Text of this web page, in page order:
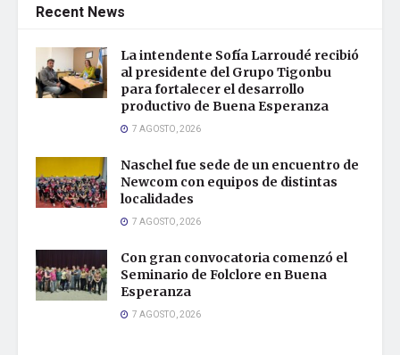
Recent News
La intendente Sofía Larroudé recibió
al presidente del Grupo Tigonbu
para fortalecer el desarrollo
productivo de Buena Esperanza
7 AGOSTO, 2026
Naschel fue sede de un encuentro de
Newcom con equipos de distintas
localidades
7 AGOSTO, 2026
Con gran convocatoria comenzó el
Seminario de Folclore en Buena
Esperanza
7 AGOSTO, 2026